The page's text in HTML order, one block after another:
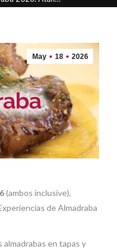
May 18 2026
(ambos inclusive),
de Almadraba
almadrabas en tapas y